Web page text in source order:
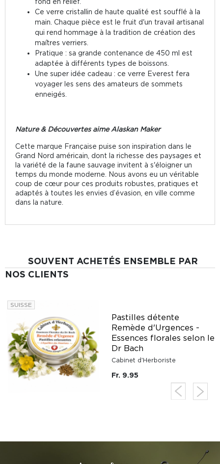
Ce verre cristallin de haute qualité est soufflé à la
main. Chaque pièce est le fruit d'un travail artisanal
qui rend hommage à la tradition de création des
maîtres verriers.
Pratique : sa grande contenance de 450 ml est
adaptée à différents types de boissons.
Une super idée cadeau : ce verre Everest fera
voyager les sens des amateurs de sommets
enneigés.
Nature & Découvertes aime Alaskan Maker
Cette marque Française puise son inspiration dans le
Grand Nord américain, dont la richesse des paysages et
la variété de la faune sauvage invitent à s'éloigner un
temps du monde moderne. Nous avons eu un véritable
coup de cœur pour ces produits robustes, pratiques et
adaptés à toutes les envies d’évasion, en ville comme
dans la nature.
SOUVENT ACHETÉS ENSEMBLE PAR
NOS CLIENTS
SUISSE
Pastilles détente
Remède d'Urgences -
Essences florales selon le
Dr Bach
Cabinet d'Herboriste
Fr. 9.95